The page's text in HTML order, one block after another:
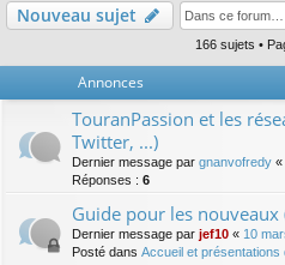
Nouveau sujet
166 sujets •
Annonces
TouranPassion et les
Twitter, ...)
Dernier message par gnanvofredy «
Réponses : 6
Guide pour les nouveaux
Dernier message par jef10 « 10
Posté dans Accueil et